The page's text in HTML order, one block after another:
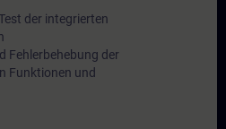
der integrierten
Fehlerbehebung der
Funktionen und